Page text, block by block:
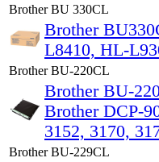
Brother BU 330CL
Brother
L8410, HL-
Brother BU-220CL
Brother BU-
Brother DCP-
3152, 3170,
Brother BU-229CL